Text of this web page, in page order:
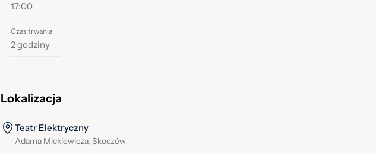
17:00
Czas trwania
2 godziny
Lokalizacja
Teatr Elektryczny
Adama Mickiewicza, Skoczów